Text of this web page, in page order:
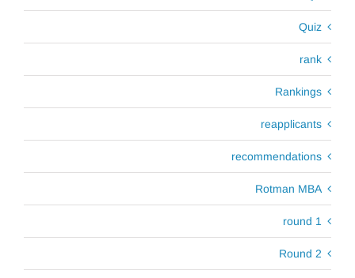
Quiz
rank
Rankings
reapplicants
recommendations
Rotman MBA
round 1
Round 2